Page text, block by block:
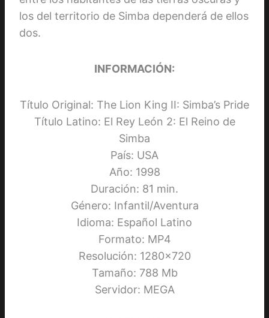
los del territorio de Simba dependerá de ellos
dos.
INFORMACIÓN:
Título Original: The Lion King II: Simba’s Pride
Título Latino: El Rey León 2: El Reino de
Simba
País: USA
Año: 1998
Duración: 81 min.
Género: Infantil/Aventura
Idioma: Español Latino
Formato: MP4
Resolución: 1280×720
Tamaño: 788 Mb
Servidor: MEGA